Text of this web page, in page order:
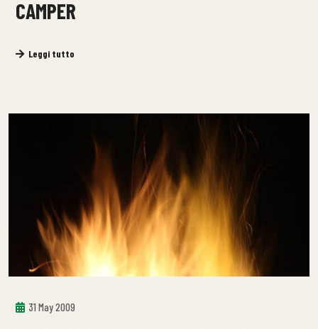
CAMPER
Leggi tutto
31 May 2009